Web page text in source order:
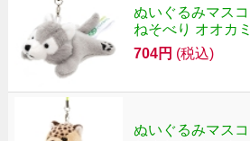
ぬいぐるみマスコ
ねそべり オオカミ
704円 (税込)
ぬいぐるみマスコ